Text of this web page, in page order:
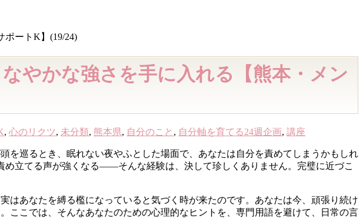
ポートK】(19/24)
やかな強さを手に入れる【熊本・メン
, 心のリクツ, 未分類, 熊本県, 自分のこと , 自分軸を育てる24週企画, 講座
を巡るとき、眠れない夜やふとした場面で、あなたは自分を責めてしまうかもしれ
立てる声が強くなる——そんな経験は、決して珍しくありません。完璧に近づこ
あなたを縛る檻になっていると気づく時が来たのです。あなたは今、頑張り続け
ここでは、そんなあなたのための心理的なヒントを、専門用語を避けて、日常の言